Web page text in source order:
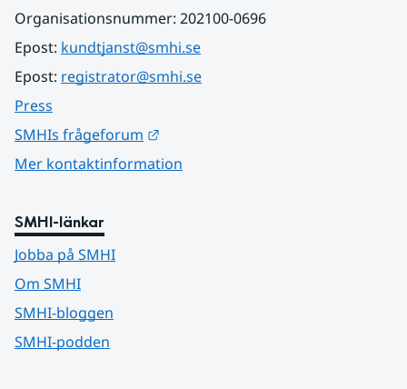
Organisationsnummer: 202100-0696
Epost: kundtjanst@smhi.se
Epost: registrator@smhi.se
Press
SMHIs frågeforum
Mer kontaktinformation
SMHI-länkar
Jobba på SMHI
Om SMHI
SMHI-bloggen
SMHI-podden